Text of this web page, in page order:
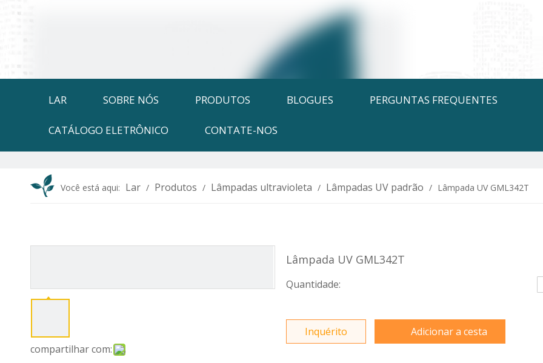
LAR SOBRE NÓS PRODUTOS BLOGUES PERGUNTAS FREQUENTES
CATÁLOGO ELETRÔNICO CONTATE-NOS
Você está aqui: Lar / Produtos / Lâmpadas ultravioleta / Lâmpadas UV padrão / Lâmpada UV GML342T
compartilhar com:
Lâmpada UV GML342T
Quantidade:
Inquérito Adicionar a cesta